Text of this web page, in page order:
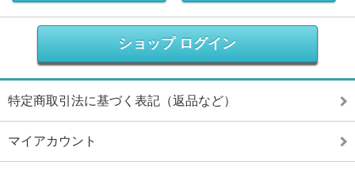
ショップ ログイン
特定商取引法に基づく表記（返品など）
マイアカウント